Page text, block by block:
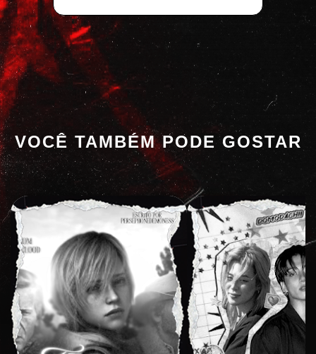
VOCÊ TAMBÉM PODE GOSTAR